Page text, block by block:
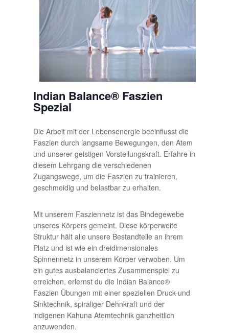
Indian Balance® Faszien
Spezial
Die Arbeit mit der Lebensenergie beeinflusst die
Faszien durch langsame Bewegungen, den Atem
und unserer geistigen Vorstellungskraft. Erfahre in
diesem Lehrgang die verschiedenen
Zugangswege, um die Faszien zu trainieren,
geschmeidig und belastbar zu erhalten.
Mit unserem Fasziennetz ist das Bindegewebe
unseres Körpers gemeint. Diese körperweite
Struktur hält alle unsere Bestandteile an ihrem
Platz und ist wie ein dreidimensionales
Spinnennetz in unserem Körper verwoben. Um
ein gutes ausbalanciertes Zusammenspiel zu
erreichen, erlernst du die Indian Balance®
Faszien Übungen mit einer speziellen Druck-und
Sinktechnik, spiraliger Dehnkraft und der
indigenen Kahuna Atemtechnik ganzheitlich
anzuwenden.